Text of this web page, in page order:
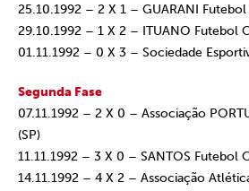
25.10.1992 – 2 X 1 – GUARANI Futebol
29.10.1992 – 1 X 2 – ITUANO Futebol
01.11.1992 – 0 X 3 – Sociedade
Segunda Fase
07.11.1992 – 2 X 0 – Associação
(SP)
11.11.1992 – 3 X 0 – SANTOS Futebol
14.11.1992 – 4 X 2 – Associação